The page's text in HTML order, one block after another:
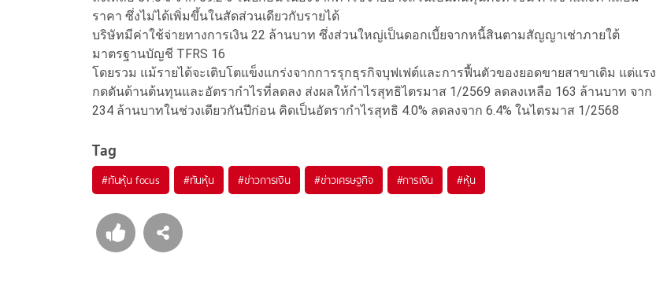
ราคา ซึ่งไม่ได้เพิ่มขึ้นในสัดส่วนเดียวกับรายได้
บริษัทมีค่าใช้จ่ายทางการเงิน 22 ล้านบาท ซึ่งส่วนใหญ่เป็นดอกเบี้ยจากหนี้สินตามสัญญาเช่าภายใต้
มาตรฐานบัญชี TFRS 16
โดยรวม แม้รายได้จะเติบโตแข็งแกร่งจากการรุกธุรกิจบุฟเฟต์และการฟื้นตัวของยอดขายสาขาเดิม แต่แรง
กดดันด้านต้นทุนและอัตรากำไรที่ลดลง ส่งผลให้กำไรสุทธิไตรมาส 1/2569 ลดลงเหลือ 163 ล้านบาท จาก
234 ล้านบาทในช่วงเดียวกันปีก่อน คิดเป็นอัตรากำไรสุทธิ 4.0% ลดลงจาก 6.4% ในไตรมาส 1/2568
Tag
#ทันหุ้น focus #ทันหุ้น #ข่าวการเงิน #ข่าวเศรษฐกิจ #การเงิน #หุ้น